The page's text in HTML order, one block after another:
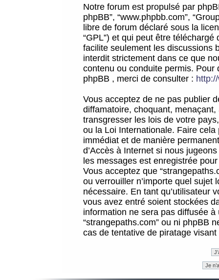
Notre forum est propulsé par
phpBB”, “www.phpbb.com”,
libre de forum déclaré sous la
“GPL”) et qui peut être téléchargé
facilite seulement les discussions
interdit strictement dans ce que
contenu ou conduite permis.
phpBB , merci de consulter :
Vous acceptez de ne pas publier
diffamatoire, choquant,
transgresser les lois de votre
ou la Loi Internationale. Faire
immédiat et de manière
d’Accès à Internet si nous
les messages est enregistrée
Vous acceptez que
ou verrouiller n’importe quel sujet
nécessaire. En tant qu’utilisateur
vous avez entré soient stockées
information ne sera pas diffusée
“strangepaths.com” ou ni phpBB
cas de tentative de piratage